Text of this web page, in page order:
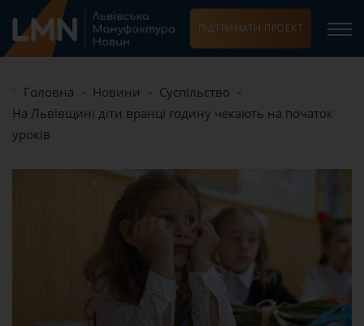
ПІДТРИМАТИ ПРОЕКТ
Головна Новини
Суспільство
На Львівщині діти вранці годину чекають на початок
уроків